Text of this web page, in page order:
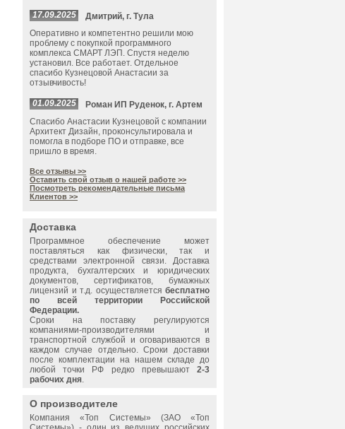
17.09.2025
Дмитрий, г. Тула
Оперативно и компетентно решили мою
проблему с покупкой программного
комплекса СМАРТ ЛЭП. Спустя неделю
установил. Все работает. Отдельное
спасибо Кузнецовой Анастасии за
отзывчивость!
01.09.2025
Роман ИП Руденок, г. Артем
Спасибо Анастасии Кузнецовой с компании
Архитект Дизайн, проконсультировала и
помогла в подборе ПО и отправке, все
пришло в время.
Все отзывы >>
Оставить свой отзыв о нашей работе >>
Посмотреть рекомендательные письма
Клиентов >>
Доставка
Программное обеспечение может
поставляться как физически, так и
средствами электронной связи. Доставка
продукта, бухгалтерских и юридических
документов, сертификатов, бумажных
лицензий и т.д. осуществляется бесплатно
по всей территории Российской
Федерации.
Сроки на поставку регулируются
компаниями-производителями и
транспортной службой и оговариваются в
каждом случае отдельно. Сроки доставки
после комплектации на нашем складе до
любой точки РФ редко превышают 2-3
рабочих дня.
О производителе
Компания «Топ Системы» (ЗАО «Топ